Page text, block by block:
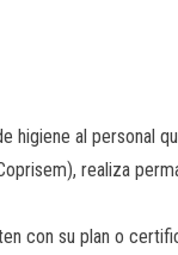
higiene al personal
realiza
con su plan o